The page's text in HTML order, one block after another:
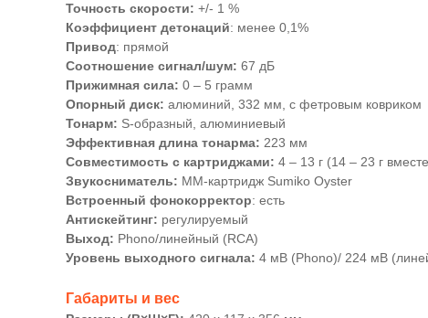
Точность скорости: +/- 1 %
Коэффициент детонаций: менее 0,1%
Привод: прямой
Соотношение сигнал/шум: 67 дБ
Прижимная сила: 0 – 5 грамм
Опорный диск: алюминий, 332 мм, с фетровым ковриком
Тонарм: S-образный, алюминиевый
Эффективная длина тонарма: 223 мм
Совместимость с картриджами: 4 – 13 г (14 – 23 г
Звукосниматель: MM-картридж Sumiko Oyster
Встроенный фонокорректор: есть
Антискейтинг: регулируемый
Выход: Phono/линейный (RCA)
Уровень выходного сигнала: 4 мВ (Phono)/ 224 мВ
Габариты и вес